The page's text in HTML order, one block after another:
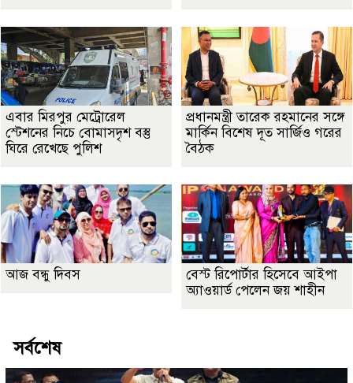
এবার মিরপুর মেট্রোরেল
স্টেশনের নিচে বোমাসদৃশ বস্তু
ঘিরে রেখেছে পুলিশ
প্রধানমন্ত্রী তারেক রহমানের সঙ্গে
মার্কিন বিশেষ দূত সার্জিও গরের
বৈঠক
আজ বন্ধু দিবস
বেস্ট রিপোর্টার হিসেবে আইপা
অ্যাওয়ার্ড পেলেন জয় শাহীন
সর্বশেষ